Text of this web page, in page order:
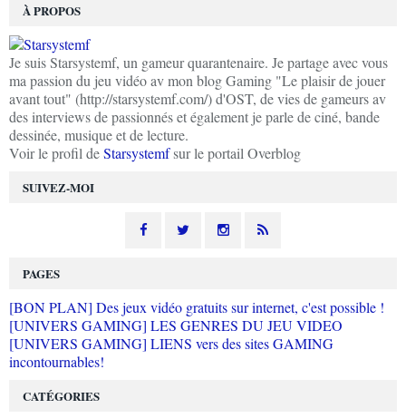
SUIVEZ-MOI
À PROPOS
Je suis Starsystemf, un gameur quarantenaire. Je partage avec vous
ma passion du jeu vidéo av mon blog Gaming "Le plaisir de jouer
avant tout" (http://starsystemf.com/) d'OST, de vies de gameurs av
des interviews de passionnés et également je parle de ciné, bande
dessinée, musique et de lecture.
Voir le profil deStarsystemfsur le portail Overblog
PAGES
[BON PLAN] Des jeux vidéo gratuits sur internet, c'est possible !
[UNIVERS GAMING] LES GENRES DU JEU VIDEO
[UNIVERS GAMING] LIENS vers des sites GAMING
incontournables!
CATÉGORIES